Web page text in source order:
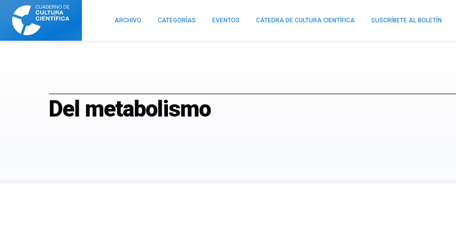
Cuaderno
Cultura
Científica
ARCHIVO CATEGORÍAS EVENTOS CÁTEDRA DE CULTURA CIENTÍFICA SUSCRÍBETE AL BOLETÍN
Del metabolismo